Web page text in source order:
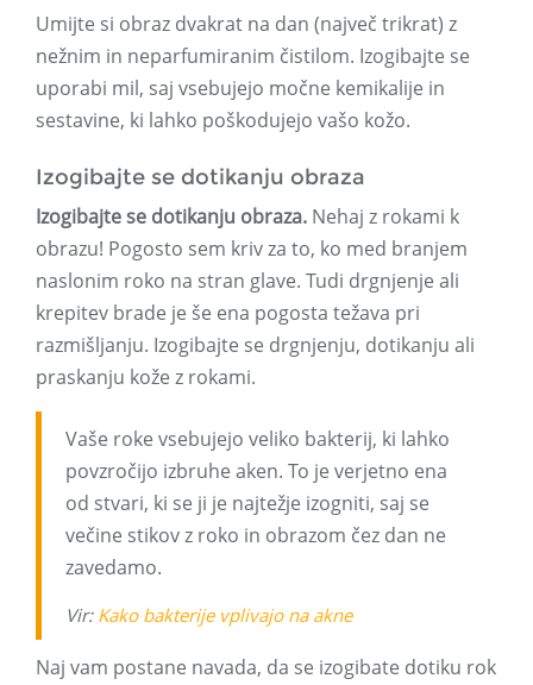
Umijte si obraz dvakrat na dan (največ trikrat) z
nežnim in neparfumiranim čistilom. Izogibajte se
uporabi mil, saj vsebujejo močne kemikalije in
sestavine, ki lahko poškodujejo vašo kožo.
Izogibajte se dotikanju obraza
Izogibajte se dotikanju obraza. Nehaj z rokami k
obrazu! Pogosto sem kriv za to, ko med branjem
naslonim roko na stran glave. Tudi drgnjenje ali
krepitev brade je še ena pogosta težava pri
razmišljanju. Izogibajte se drgnjenju, dotikanju ali
praskanju kože z rokami.
Vaše roke vsebujejo veliko bakterij, ki lahko
povzročijo izbruhe aken. To je verjetno ena
od stvari, ki se ji je najtežje izogniti, saj se
večine stikov z roko in obrazom čez dan ne
zavedamo.
Vir: Kako bakterije vplivajo na akne
Naj vam postane navada, da se izogibate dotiku rok